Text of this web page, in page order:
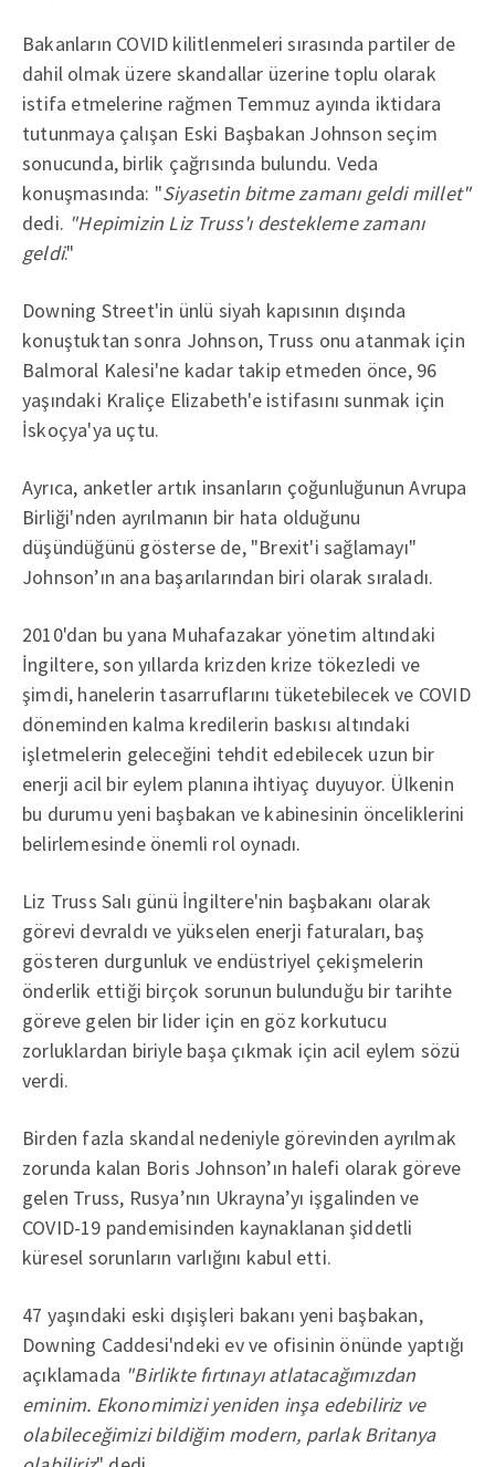
Bakanların COVID kilitlenmeleri sırasında partiler de
dahil olmak üzere skandallar üzerine toplu olarak
istifa etmelerine rağmen Temmuz ayında iktidara
tutunmaya çalışan Eski Başbakan Johnson seçim
sonucunda, birlik çağrısında bulundu. Veda
konuşmasında: "Siyasetin bitme zamanı geldi millet"
dedi. "Hepimizin Liz Truss'ı destekleme zamanı
geldi."
Downing Street'in ünlü siyah kapısının dışında
konuştuktan sonra Johnson, Truss onu atanmak için
Balmoral Kalesi'ne kadar takip etmeden önce, 96
yaşındaki Kraliçe Elizabeth'e istifasını sunmak için
İskoçya'ya uçtu.
Ayrıca, anketler artık insanların çoğunluğunun Avrupa
Birliği'nden ayrılmanın bir hata olduğunu
düşündüğünü gösterse de, "Brexit'i sağlamayı"
Johnson’ın ana başarılarından biri olarak sıraladı.
2010'dan bu yana Muhafazakar yönetim altındaki
İngiltere, son yıllarda krizden krize tökezledi ve
şimdi, hanelerin tasarruflarını tüketebilecek ve COVID
döneminden kalma kredilerin baskısı altındaki
işletmelerin geleceğini tehdit edebilecek uzun bir
enerji acil bir eylem planına ihtiyaç duyuyor. Ülkenin
bu durumu yeni başbakan ve kabinesinin önceliklerini
belirlemesinde önemli rol oynadı.
Liz Truss Salı günü İngiltere'nin başbakanı olarak
görevi devraldı ve yükselen enerji faturaları, baş
gösteren durgunluk ve endüstriyel çekişmelerin
önderlik ettiği birçok sorunun bulunduğu bir tarihte
göreve gelen bir lider için en göz korkutucu
zorluklardan biriyle başa çıkmak için acil eylem sözü
verdi.
Birden fazla skandal nedeniyle görevinden ayrılmak
zorunda kalan Boris Johnson’ın halefi olarak göreve
gelen Truss, Rusya’nın Ukrayna’yı işgalinden ve
COVID-19 pandemisinden kaynaklanan şiddetli
küresel sorunların varlığını kabul etti.
47 yaşındaki eski dışişleri bakanı yeni başbakan,
Downing Caddesi'ndeki ev ve ofisinin önünde yaptığı
açıklamada "Birlikte fırtınayı atlatacağımızdan
eminim. Ekonomimizi yeniden inşa edebiliriz ve
olabileceğimizi bildiğim modern, parlak Britanya